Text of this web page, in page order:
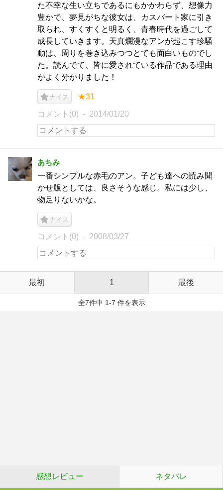
た不幸な生い立ちであるにもかかわらず、想像力
豊かで、夢見がちな彼女は、カスバート家に引き
取られ、すくすくと明るく、青春時代を過ごして
成長していきます。天真爛漫なアンが起こす珍騒
動は、周りを巻き込みつつとても面白いものでし
た。読んでて、皆に愛されている作品である理由
がよく分かりました！
ナイス ★31
コメント(0) 2014/01/20
あちみ
一番シンプルな赤毛のアン。子ども達への読み聞
かせ版としては、良さそうな感じ。私には少し、
物足りないかな。
ナイス
コメント(0) 2008/03/27
最初 1 最後
全7件中 1-7 件を表示
感想レビュー ネタバレ